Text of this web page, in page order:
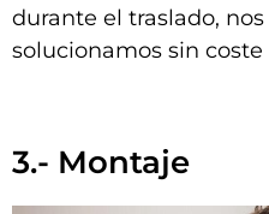
durante el traslado,
solucionamos sin coste
3.- Montaje